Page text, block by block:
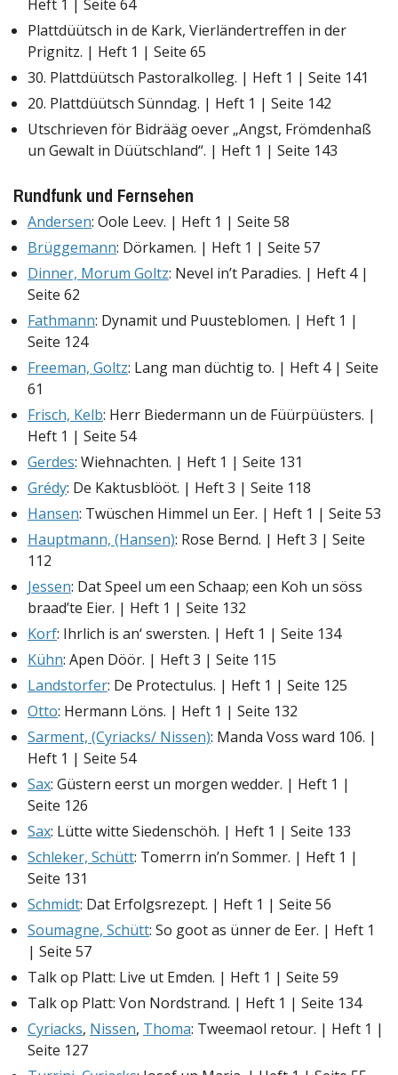
Heft 1 | Seite 64
Plattdüütsch in de Kark, Vierländertreffen in der
Prignitz. | Heft 1 | Seite 65
30. Plattdüütsch Pastoralkolleg. | Heft 1 | Seite 141
20. Plattdüütsch Sünndag. | Heft 1 | Seite 142
Utschrieven för Bidrääg oever „Angst, Frömdenhaß
un Gewalt in Düütschland“. | Heft 1 | Seite 143
Rundfunk und Fernsehen
Andersen: Oole Leev. | Heft 1 | Seite 58
Brüggemann: Dörkamen. | Heft 1 | Seite 57
Dinner, Morum Goltz: Nevel in’t Paradies. | Heft 4 |
Seite 62
Fathmann: Dynamit und Puusteblomen. | Heft 1 |
Seite 124
Freeman, Goltz: Lang man düchtig to. | Heft 4 | Seite
61
Frisch, Kelb: Herr Biedermann un de Füürpüüsters. |
Heft 1 | Seite 54
Gerdes: Wiehnachten. | Heft 1 | Seite 131
Grédy: De Kaktusblööt. | Heft 3 | Seite 118
Hansen: Twüschen Himmel un Eer. | Heft 1 | Seite 53
Hauptmann, (Hansen): Rose Bernd. | Heft 3 | Seite
112
Jessen: Dat Speel um een Schaap; een Koh un söss
braad’te Eier. | Heft 1 | Seite 132
Korf: Ihrlich is an‘ swersten. | Heft 1 | Seite 134
Kühn: Apen Döör. | Heft 3 | Seite 115
Landstorfer: De Protectulus. | Heft 1 | Seite 125
Otto: Hermann Löns. | Heft 1 | Seite 132
Sarment, (Cyriacks/ Nissen): Manda Voss ward 106. |
Heft 1 | Seite 54
Sax: Güstern eerst un morgen wedder. | Heft 1 |
Seite 126
Sax: Lütte witte Siedenschöh. | Heft 1 | Seite 133
Schleker, Schütt: Tomerrn in’n Sommer. | Heft 1 |
Seite 131
Schmidt: Dat Erfolgsrezept. | Heft 1 | Seite 56
Soumagne, Schütt: So goot as ünner de Eer. | Heft 1
| Seite 57
Talk op Platt: Live ut Emden. | Heft 1 | Seite 59
Talk op Platt: Von Nordstrand. | Heft 1 | Seite 134
Cyriacks, Nissen, Thoma: Tweemaol retour. | Heft 1 |
Seite 127